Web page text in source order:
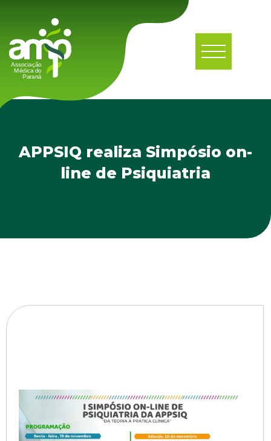
APPSIQ realiza Simpósio on-
line de Psiquiatria